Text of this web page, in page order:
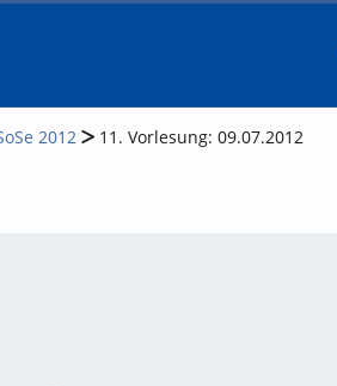
2012 11. Vorlesung: 09.07.2012